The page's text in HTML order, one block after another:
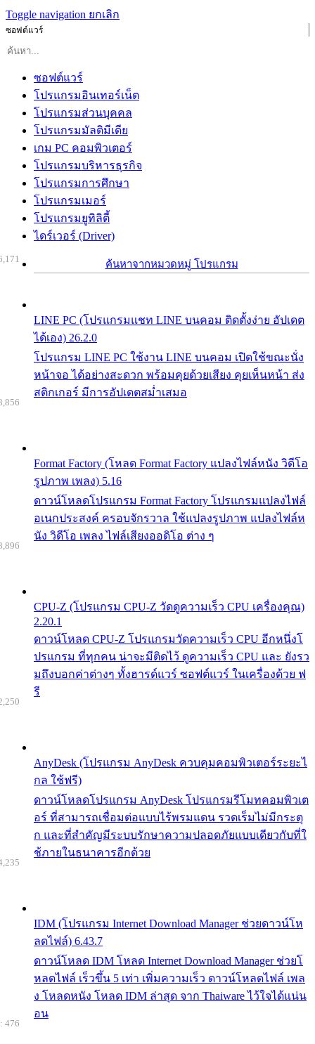
Toggle navigation ยกเลิก
ซอฟต์แวร์
ซอฟต์แวร์
โปรแกรมอินเทอร์เน็ต
โปรแกรมส่วนบุคคล
โปรแกรมมัลติมีเดีย
เกม PC คอมพิวเตอร์
โปรแกรมบริหารธุรกิจ
โปรแกรมการศึกษา
โปรแกรมเมอร์
โปรแกรมยูทิลิตี้
ไดร์เวอร์ (Driver)
ค้นหาจากหมวดหมู่ โปรแกรม
LINE PC (โปรแกรมแชท LINE บนคอม ติดตั้งง่าย อัปเดต
ได้เอง) 26.2.0
โปรแกรม LINE PC ใช้งาน LINE บนคอม เปิดใช้ขณะนั่ง
หน้าจอ ได้อย่างสะดวก พร้อมคุยด้วยเสียง คุยเห็นหน้า ส่ง
สติกเกอร์ มีการอัปเดตสม่ำเสมอ
Format Factory (โหลด Format Factory แปลงไฟล์หนัง วิดีโอ
รูปภาพ เพลง) 5.16
ดาวน์โหลดโปรแกรม Format Factory โปรแกรมแปลงไฟล์
อเนกประสงค์ ครอบจักรวาล ใช้แปลงรูปภาพ แปลงไฟล์ห
นัง วิดีโอ เพลง ไฟล์เสียงออดิโอ ต่าง ๆ
CPU-Z (โปรแกรม CPU-Z วัดดูความเร็ว CPU เครื่องคุณ)
2.20.1
ดาวน์โหลด CPU-Z โปรแกรมวัดความเร็ว CPU อีกหนึ่งโ
ปรแกรม ที่ทุกคน น่าจะมีติดไว้ ดูความเร็ว CPU และ ยังรว
มถึงบอกค่าต่างๆ ทั้งฮารด์แวร์ ซอฟต์แวร์ ในเครื่องด้วย ฟ
รี
AnyDesk (โปรแกรม AnyDesk ควบคุมคอมพิวเตอร์ระยะไ
กล ใช้ฟรี)
ดาวน์โหลดโปรแกรม AnyDesk โปรแกรมรีโมทคอมพิวเต
อร์ ที่สามารถเชื่อมต่อแบบไร้พรมแดน รวดเร็มไม่มีกระตุ
ก และที่สำคัญมีระบบรักษาความปลอดภัยแบบเดียวกับที่ใ
ช้ภายในธนาคารอีกด้วย
IDM (โปรแกรม Internet Download Manager ช่วยดาวน์โห
ลดไฟล์) 6.43.7
ดาวน์โหลด IDM โหลด Internet Download Manager ช่วยโ
หลดไฟล์ เร็วขึ้น 5 เท่า เพิ่มความเร็ว ดาวน์โหลดไฟล์ เพล
ง โหลดหนัง โหลด IDM ล่าสุด จาก Thaiware ไว้ใจได้แน่น
อน
476